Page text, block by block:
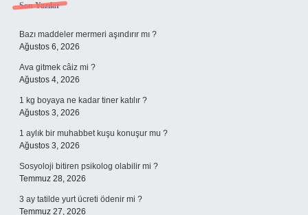
Sidebar
Son Yazılar
Bazı maddeler mermeri aşındırır mı ?
Ağustos 6, 2026
Ava gitmek câiz mi ?
Ağustos 4, 2026
1 kg boyaya ne kadar tiner katılır ?
Ağustos 3, 2026
1 aylık bir muhabbet kuşu konuşur mu ?
Ağustos 3, 2026
Sosyoloji bitiren psikolog olabilir mi ?
Temmuz 28, 2026
3 ay tatilde yurt ücreti ödenir mi ?
Temmuz 27, 2026